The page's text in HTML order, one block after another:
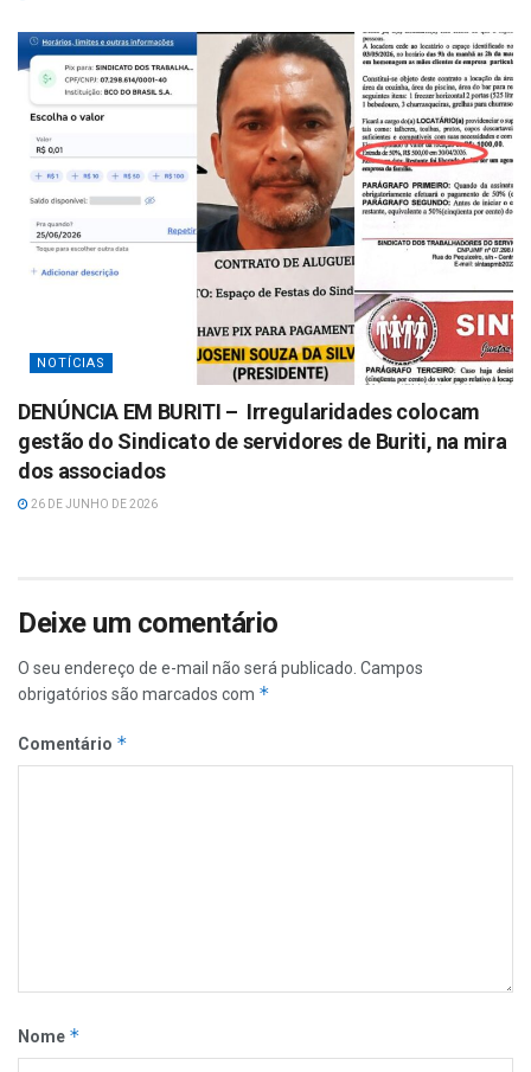
NOTÍCIAS
DENÚNCIA EM BURITI – Irregularidades colocam
gestão do Sindicato de servidores de Buriti, na mira
dos associados
26 DE JUNHO DE 2026
Deixe um comentário
O seu endereço de e-mail não será publicado. Campos
obrigatórios são marcados com *
Comentário *
Nome *